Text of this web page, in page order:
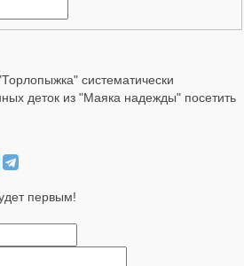
систематически
деток из "Маяка надежды" посетить
первым!